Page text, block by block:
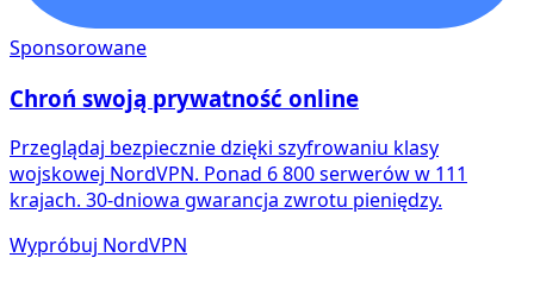
Sponsorowane
Chroń swoją prywatność online
Przeglądaj bezpiecznie dzięki szyfrowaniu klasy
wojskowej NordVPN. Ponad 6 800 serwerów w 111
krajach. 30-dniowa gwarancja zwrotu pieniędzy.
Wypróbuj NordVPN